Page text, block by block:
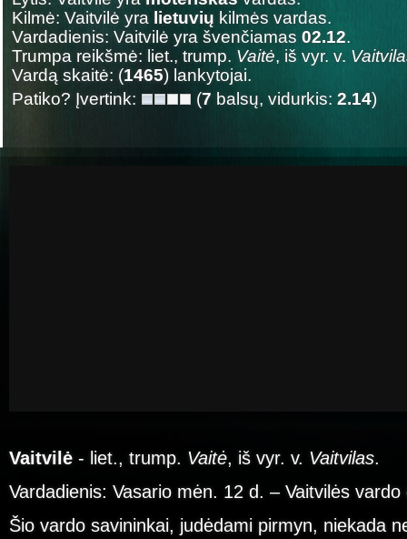
Kilmė: Vaitvilė yra lietuvių kilmės vardas.
Vardadienis: Vaitvilė yra švenčiamas 02.12.
Trumpa reikšmė: liet., trump. Vaitė, iš vyr. v.
Vardą skaitė: (1465) lankytojai.
Patiko? Įvertink:
(7 balsų, vidurkis: 2.14)
Vaitvilė - liet., trump. Vaitė, iš vyr. v. Vaitvilas.
Vardadienis: Vasario mėn. 12 d. – Vaitvilės vardo
Šio vardo savininkai, judėdami pirmyn, niekada